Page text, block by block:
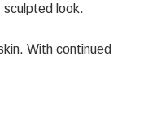
sculpted look.
With continued